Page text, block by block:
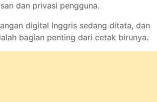
dan privasi pengguna.
digital Inggris sedang ditata, dan
bagian penting dari cetak birunya.